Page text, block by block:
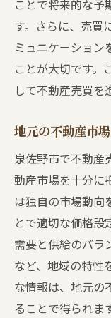
ことで将来的な予
す。さらに、売買
ミュニケーション
ことが大切です。
して不動産売買を
地元の不動産市
泉佐野市で不動産
動産市場を十分に
は独自の市場動向
とで適切な価格設
需要と供給のバラ
など、地域の特性
な情報は、地元の
ることで得られま